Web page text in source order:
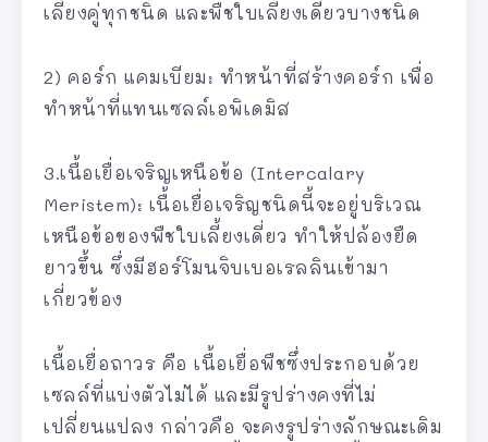
เลี้ยงคู่ทุกชนิด และพืชใบเลี้ยงเดี่ยวบางชนิด
2) คอร์ก แคมเบียม: ทำหน้าที่สร้างคอร์ก เพื่อ
ทำหน้าที่แทนเซลล์เอพิเดมิส
3.เนื้อเยื่อเจริญเหนือข้อ (Intercalary
Meristem): เนื้อเยื่อเจริญชนิดนี้จะอยู่บริเวณ
เหนือข้อของพืชใบเลี้ยงเดี่ยว ทำให้ปล้องยืด
ยาวขึ้น ซึ่งมีฮอร์โมนจิบเบอเรลลินเข้ามา
เกี่ยวข้อง
เนื้อเยื่อถาวร คือ เนื้อเยื่อพืชซึ่งประกอบด้วย
เซลล์ที่แบ่งตัวไม่ได้ และมีรูปร่างคงที่ไม่
เปลี่ยนแปลง กล่าวคือ จะคงรูปร่างลักษณะเดิม